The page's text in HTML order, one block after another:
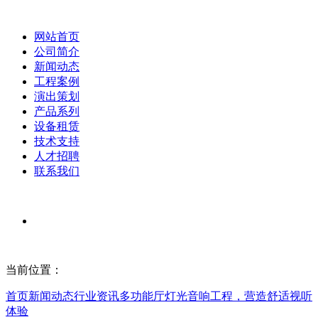
网站首页
公司简介
新闻动态
工程案例
演出策划
产品系列
设备租赁
技术支持
人才招聘
联系我们
当前位置：
首页新闻动态行业资讯多功能厅灯光音响工程，营造舒适视听
体验